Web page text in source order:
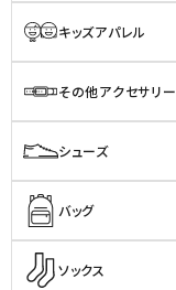
キッズアパレル
その他アクセサリー
シューズ
バッグ
ソックス